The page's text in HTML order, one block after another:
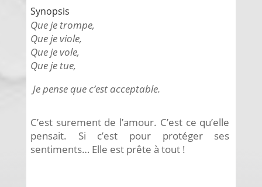
Synopsis
Que je trompe,
Que je viole,
Que je vole,
Que je tue,
Je pense que c’est acceptable.
C’est surement de l’amour. C’est ce qu’elle
pensait. Si c’est pour protéger ses
sentiments… Elle est prête à tout !